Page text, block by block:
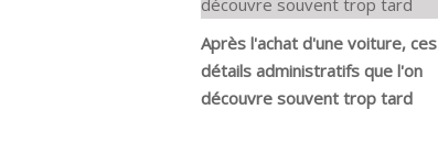
Après l'achat d'une voiture, ces
détails administratifs que l'on
découvre souvent trop tard